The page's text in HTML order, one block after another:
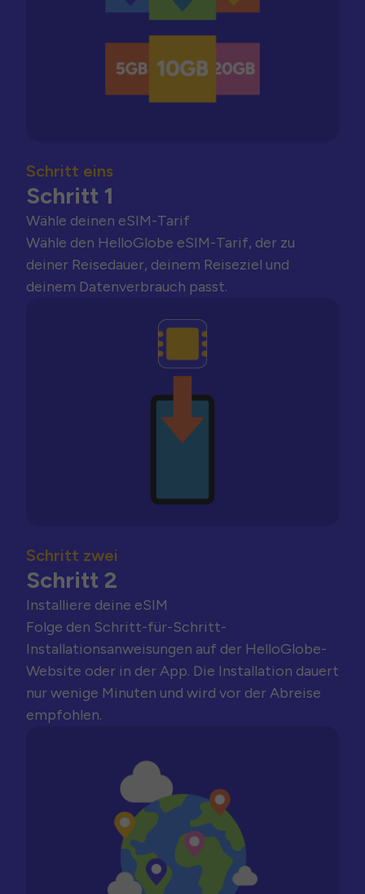
Schritt eins
Schritt 1
Wähle deinen eSIM-Tarif
Wähle den HelloGlobe eSIM-Tarif, der zu
deiner Reisedauer, deinem Reiseziel und
deinem Datenverbrauch passt.
Schritt zwei
Schritt 2
Installiere deine eSIM
Folge den Schritt-für-Schritt-
Installationsanweisungen auf der HelloGlobe-
Website oder in der App. Die Installation dauert
nur wenige Minuten und wird vor der Abreise
empfohlen.